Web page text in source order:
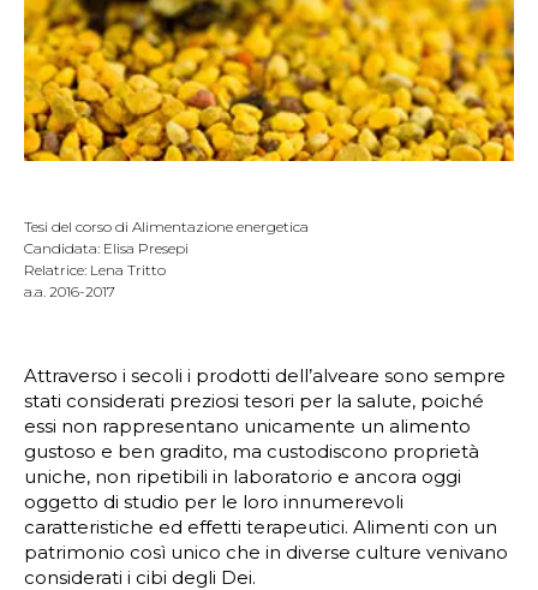
Tesi del corso di Alimentazione energetica
Candidata: Elisa Presepi
Relatrice: Lena Tritto
a.a. 2016-2017
Attraverso i secoli i prodotti dell’alveare sono sempre
stati considerati preziosi tesori per la salute, poiché
essi non rappresentano unicamente un alimento
gustoso e ben gradito, ma custodiscono proprietà
uniche, non ripetibili in laboratorio e ancora oggi
oggetto di studio per le loro innumerevoli
caratteristiche ed effetti terapeutici. Alimenti con un
patrimonio così unico che in diverse culture venivano
considerati i cibi degli Dei.